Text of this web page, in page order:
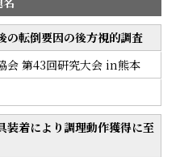
の転倒要因の後方視的調査
会 第43回研究大会 in熊本
装着により調理動作獲得に至